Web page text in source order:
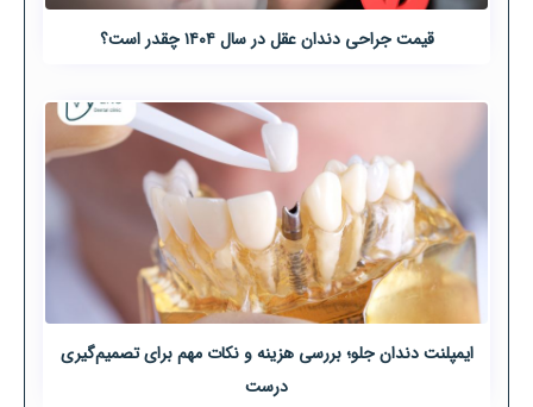
قیمت جراحی دندان عقل در سال ۱۴۰۴ چقدر است؟
ایمپلنت دندان جلو؛ بررسی هزینه و نکات مهم برای تصمیم‌گیری
درست